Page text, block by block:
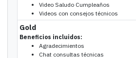
Video Saludo Cumpleaños
Videos con consejos técnicos
Gold
Beneficios incluidos:
Agradecimientos
Chat consultas técnicas